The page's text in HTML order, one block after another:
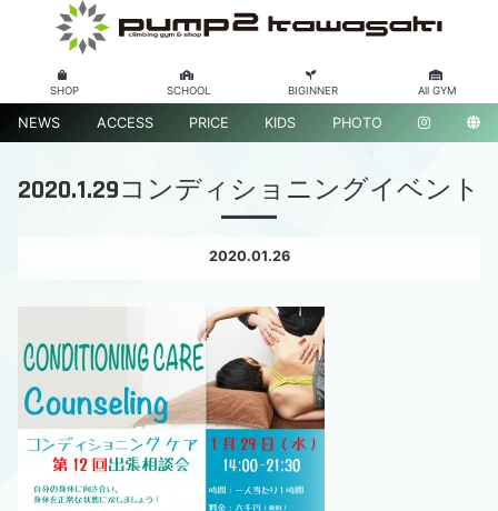
SHOP SCHOOL BIGINNER All GYM
NEWS ACCESS PRICE KIDS PHOTO
2020.1.29コンディショニングイベント
2020.01.26